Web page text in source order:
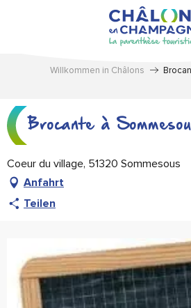
Willkommen in Châlons
Brocante à
Coeur du village, 51320 Sommesous
Anfahrt
Teilen